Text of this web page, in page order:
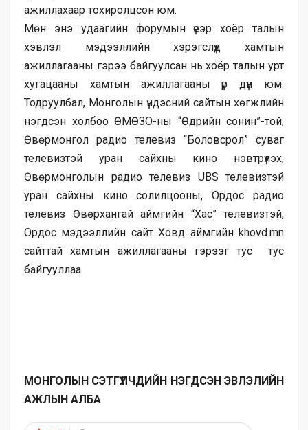
ажиллахаар тохиролцсон юм.
Мөн энэ удаагийн форумын үеэр хоёр талын
хэвлэл мэдээллийн хэрэгслүүд хамтын
ажиллагааны гэрээ байгуулсан нь хоёр талын урт
хугацааны хамтын ажиллагааны үр дүн юм.
Тодруулбал, Монголын үндэсний сайтын хөгжлийн
нэгдсэн холбоо ӨМӨЗО-ны “Өдрийн сонин”-той,
Өвөрмонгол радио телевиз “Боловсрол” суваг
телевизтэй уран сайхны кино нэвтрүүлэх,
Өвөрмонголын радио телевиз UBS телевизтэй
уран сайхны кино солилцооны, Ордос радио
телевиз Өвөрхангай аймгийн “Хас” телевизтэй,
Ордос мэдээллийн сайт Ховд аймгийн khovd.mn
сайттай хамтын ажиллагааны гэрээг тус тус
байгууллаа.
МОНГОЛЫН СЭТГҮҮЛЧДИЙН НЭГДСЭН ЭВЛЭЛИЙН
АЖЛЫН АЛБА